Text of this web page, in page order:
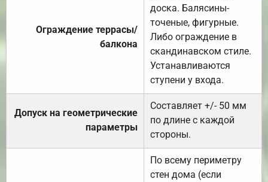
Ограждение террасы/
балкона
доска. Балясины-
точеные, фигурные.
Либо ограждение в
скандинавском стиле.
Устанавливаются
ступени у входа.
Допуск на геометрические
параметры
Составляет +/- 50 мм
по длине с каждой
стороны.
По всему периметру
стен дома (если